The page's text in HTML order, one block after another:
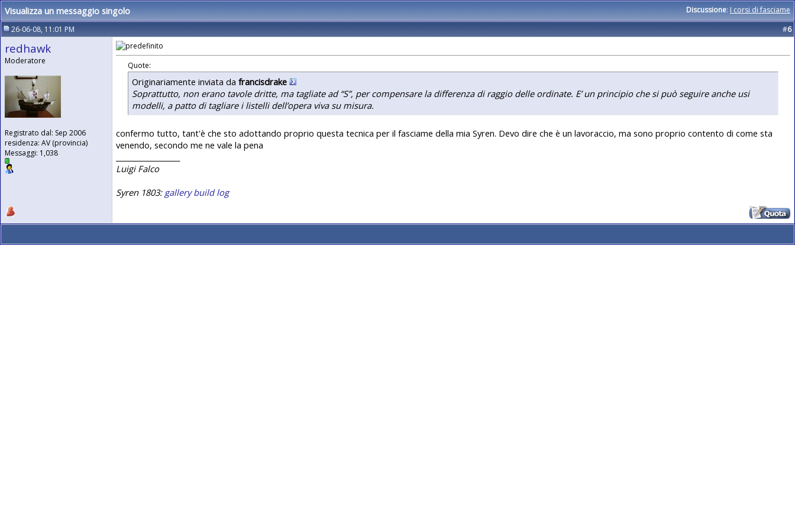
Discussione: I corsi di fasciame
Visualizza un messaggio singolo
26-06-08, 11:01 PM #6
redhawk
Moderatore
Registrato dal: Sep 2006
residenza: AV (provincia)
Messaggi: 1,038
Quote:
Originariamente inviata da francisdrake
Soprattutto, non erano tavole dritte, ma tagliate ad “S”, per compensare la differenza di raggio delle ordinate. E’ un principio che si può seguire anche usi
modelli, a patto di tagliare i listelli dell’opera viva su misura.
confermo tutto, tant'è che sto adottando proprio questa tecnica per il fasciame della mia Syren. Devo dire che è un lavoraccio, ma sono proprio contento di come sta
venendo, secondo me ne vale la pena
Luigi Falco
Syren 1803: gallery build log